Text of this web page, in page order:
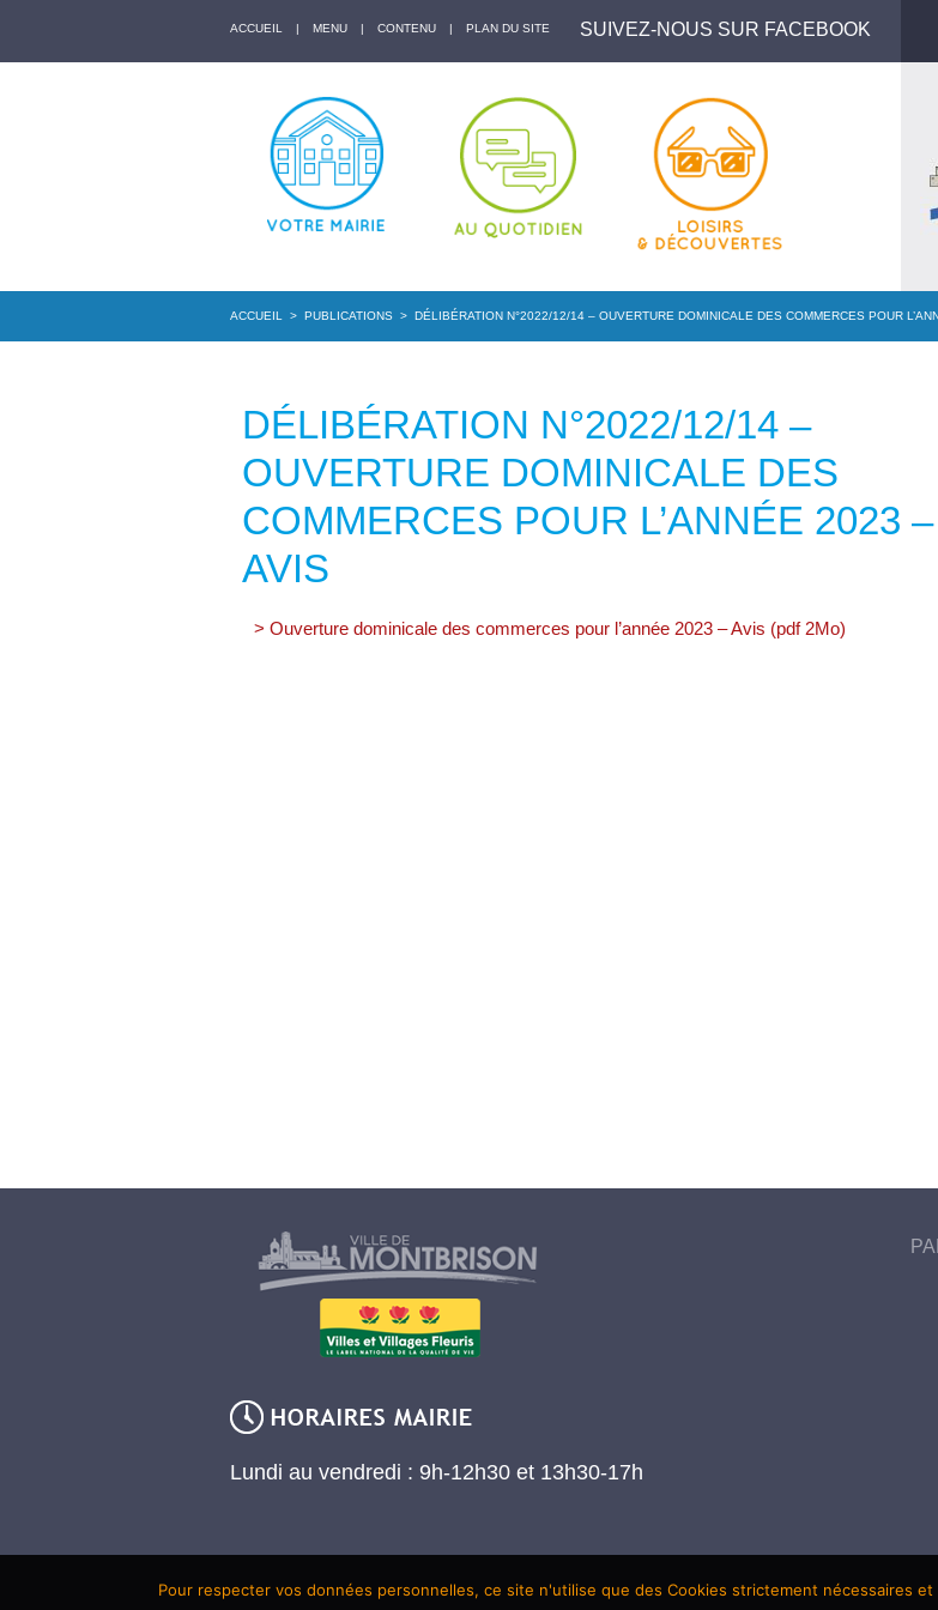
ACCUEIL | MENU | CONTENU | PLAN DU SITE SUIVEZ-NOUS SUR FACEBOOK
ACCUEIL > PUBLICATIONS > DÉLIBÉRATION N°2022/12/14 – OUVERTURE DOMINICALE DES COMMERCES POUR
DÉLIBÉRATION N°2022/12/14 –
OUVERTURE DOMINICALE DES
COMMERCES POUR L’ANNÉE 2023 –
AVIS
> Ouverture dominicale des commerces pour l’année 2023 – Avis (pdf 2Mo)
Lundi au vendredi : 9h-12h30 et 13h30-17h
Pour respecter vos données personnelles, ce site n'utilise que des Cookies strictement nécessaires